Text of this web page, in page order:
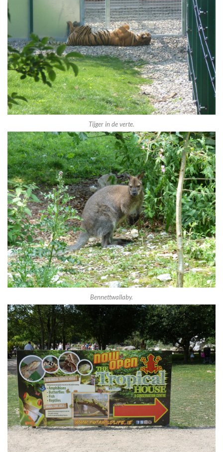
Tijger in de verte.
Bennettwallaby.